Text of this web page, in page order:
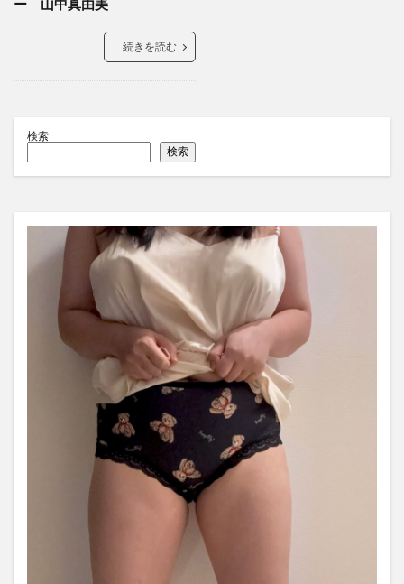
ー 山中真由美
続きを読む
検索
検索